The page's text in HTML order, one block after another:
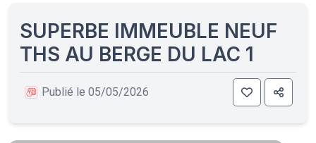
SUPERBE IMMEUBLE NEUF
THS AU BERGE DU LAC 1
Publié le 05/05/2026